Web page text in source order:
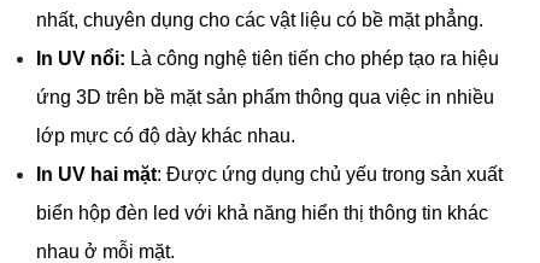
nhất, chuyên dụng cho các vật liệu có bề mặt phẳng.
In UV nổi: Là công nghệ tiên tiến cho phép tạo ra hiệu
ứng 3D trên bề mặt sản phẩm thông qua việc in nhiều
lớp mực có độ dày khác nhau.
In UV hai mặt: Được ứng dụng chủ yếu trong sản xuất
biển hộp đèn led với khả năng hiển thị thông tin khác
nhau ở mỗi mặt.